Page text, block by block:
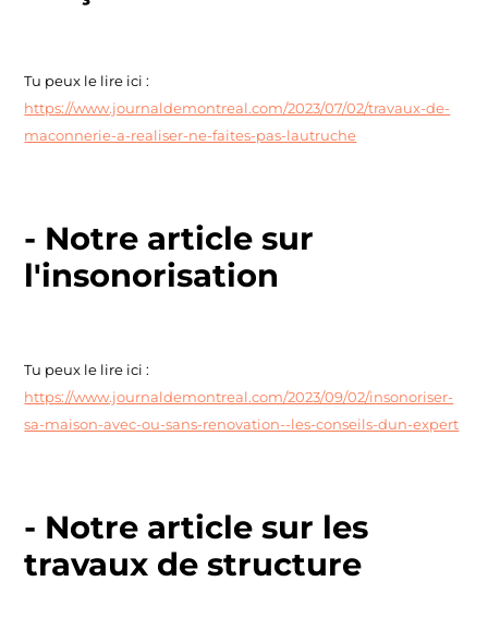
Tu peux le lire ici :
https://www.journaldemontreal.com/2023/07/02/travaux-de-
maconnerie-a-realiser-ne-faites-pas-lautruche
- Notre article sur
l'insonorisation
Tu peux le lire ici :
https://www.journaldemontreal.com/2023/09/02/insonoriser-
sa-maison-avec-ou-sans-renovation--les-conseils-dun-expert
- Notre article sur les
travaux de structure